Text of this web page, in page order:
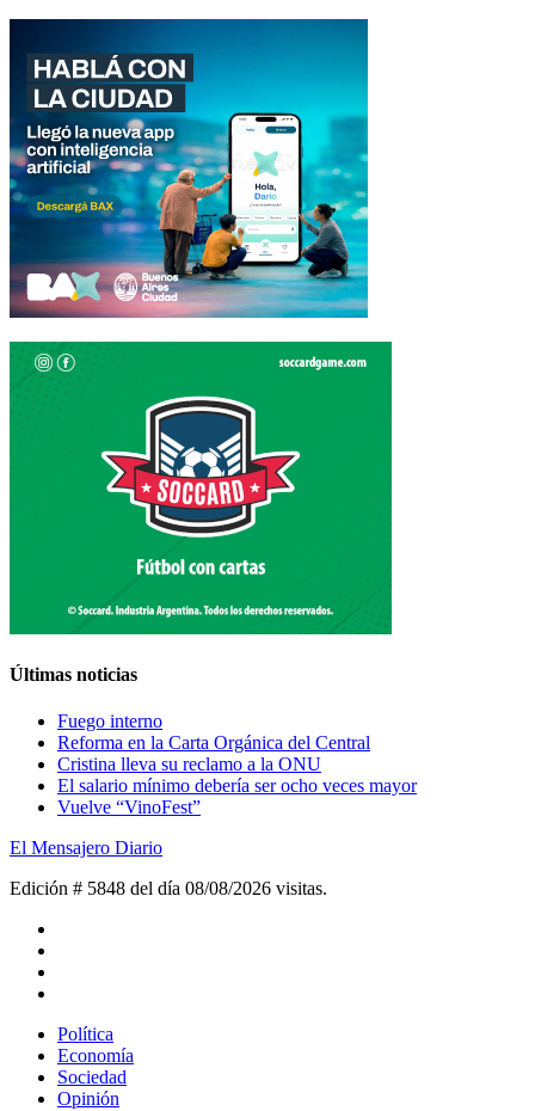
Últimas noticias
Fuego interno
Reforma en la Carta Orgánica del Central
Cristina lleva su reclamo a la ONU
El salario mínimo debería ser ocho veces mayor
Vuelve “VinoFest”
El Mensajero Diario
Edición # 5848 del día 08/08/2026 visitas.
Política
Economía
Sociedad
Opinión